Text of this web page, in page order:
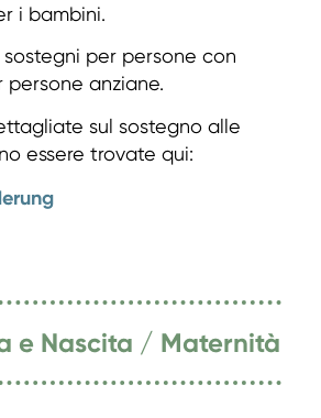
i bambini.
per persone con
anziane.
sul sostegno alle
essere trovate qui:
e Nascita / Maternità